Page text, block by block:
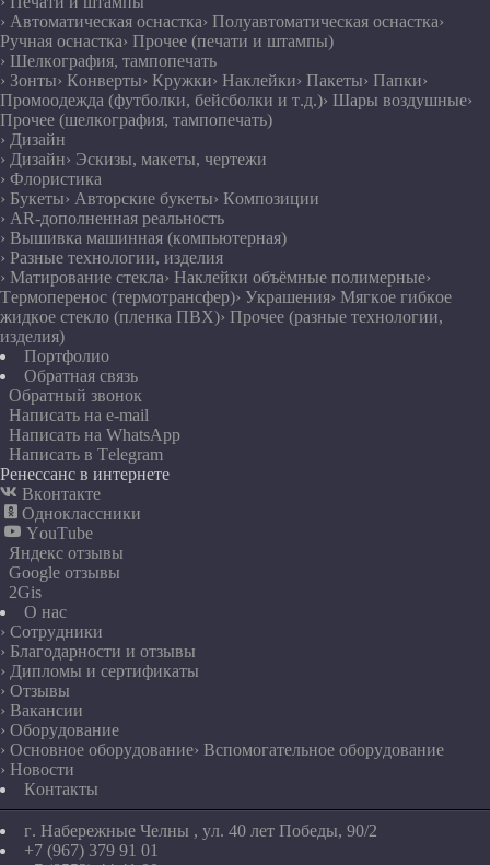
› Автоматическая оснастка› Полуавтоматическая оснастка›
Ручная оснастка› Прочее (печати и штампы)
› Шелкография, тампопечать
› Зонты› Конверты› Кружки› Наклейки› Пакеты› Папки›
Промоодежда (футболки, бейсболки и т.д.)› Шары воздушные›
Прочее (шелкография, тампопечать)
› Дизайн
› Дизайн› Эскизы, макеты, чертежи
› Флористика
› Букеты› Авторские букеты› Композиции
› AR-дополненная реальность
› Вышивка машинная (компьютерная)
› Разные технологии, изделия
› Матирование стекла› Наклейки объёмные полимерные›
Термоперенос (термотрансфер)› Украшения› Мягкое гибкое
жидкое стекло (пленка ПВХ)› Прочее (разные технологии,
изделия)
Портфолио
Обратная связь
Обратный звонок
Написать на e-mail
Написать на WhatsApp
Написать в Telegram
Ренессанс в интернете
 Вконтакте
 Одноклассники
 YouTube
Яндекс отзывы
Google отзывы
2Gis
О нас
› Сотрудники
› Благодарности и отзывы
› Дипломы и сертификаты
› Отзывы
› Вакансии
› Оборудование
› Основное оборудование› Вспомогательное оборудование
› Новости
Контакты
г. Набережные Челны , ул. 40 лет Победы, 90/2
+7 (967) 379 91 01